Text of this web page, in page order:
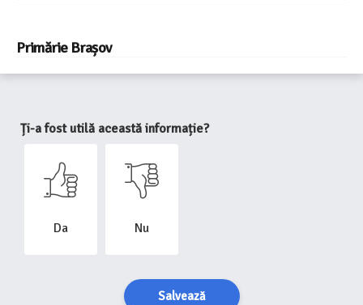
Primărie Brașov
Ți-a fost utilă această informație?
Da Nu
Salvează